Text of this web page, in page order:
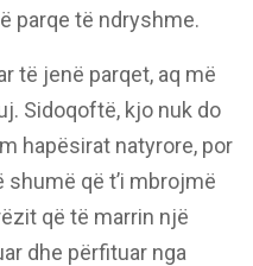
parqe të ndryshme.
të jenë parqet, aq më
Sidoqoftë, kjo nuk do
hapësirat natyrore, por
që t’i mbrojmë
që të marrin një
dhe përfituar nga